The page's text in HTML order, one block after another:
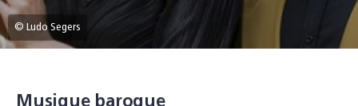
© Ludo Segers
Musique baroque